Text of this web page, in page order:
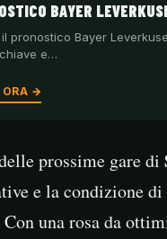
BAYER
pronostico Bayer
e…
ORA →
prossime gare di
e la condizione
una rosa da